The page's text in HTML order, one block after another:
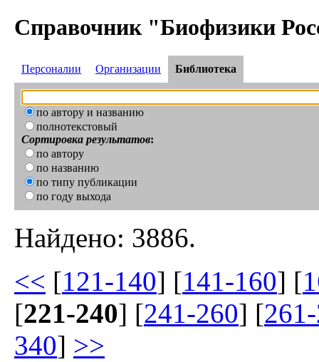
Справочник "Биофизики
Персоналии Организации Библиотека
по автору и названию
полнотекстовый
Сортировка результатов:
по автору
по названию
по типу публикации
по году выхода
Найдено: 3886.
<< [121-140] [141-160] [
[221-240] [241-260] [
340] >>